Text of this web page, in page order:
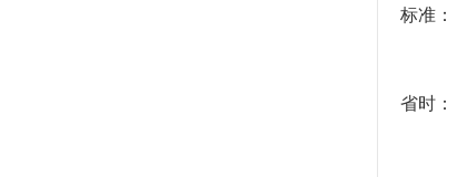
标准
省时